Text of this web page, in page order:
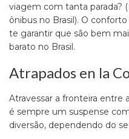
viagem com tanta parada?
ônibus no Brasil). O
te garantir que são bem
barato no Brasil.
Atrapados en la
Atravessar a fronteira entre
é sempre um suspense
diversão, dependendo do